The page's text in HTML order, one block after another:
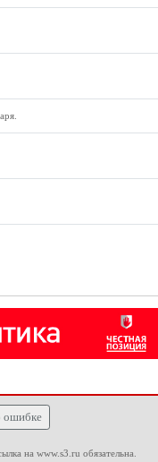
ошибке
на www.s3.ru обязательна.